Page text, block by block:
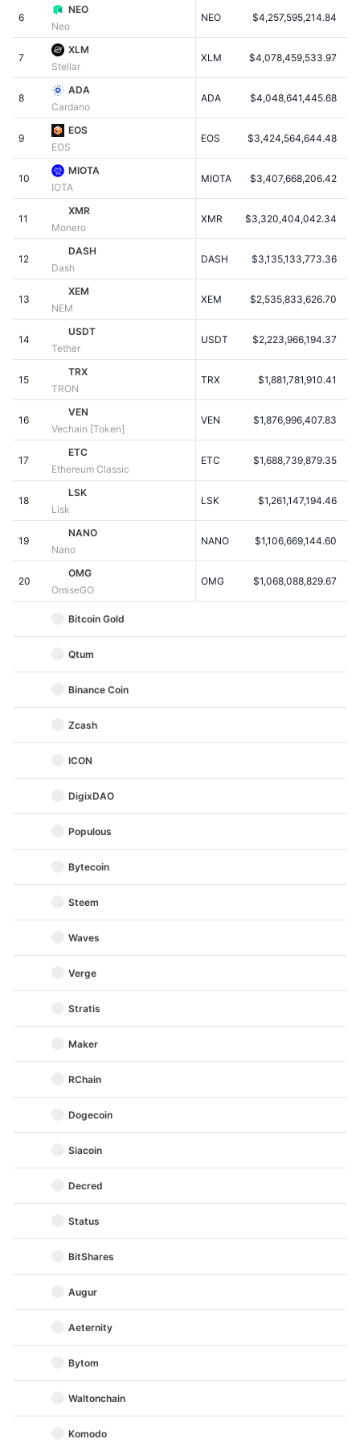
Sedang Tren
Baru
Kripto
Politik
Olahraga
Keuangan
Teknologi
NFT
Statistik NFT Keseluruhan
Penjualan Mendatang
ETF Kripto
ETF Bitcoin
ETF Ethereum
Analisis teknikal
RSI
MACD
Derivatif
Ikhtisar
Likuidasi
Tingkat Pendanaan
CMC MCP
x402
Belajar
Berita
Academy
Riset
Video
Glosarium
Kampanye
Airdrop
Hadiah Berlian
Belajar & Dapatkan
Kalender
Kalender ICO
Kalender Event
6
NEO
Neo
NEO $4,257,595,214.84
7
XLM
Stellar
XLM $4,078,459,533.97
8
ADA
Cardano
ADA $4,048,641,445.68
9
EOS
EOS
EOS $3,424,564,644.48
10
MIOTA
IOTA
MIOTA $3,407,668,206.42
11
XMR
Monero
XMR $3,320,404,042.34
12
DASH
Dash
DASH $3,135,133,773.36
13
XEM
NEM
XEM $2,535,833,626.70
14
USDT
Tether
USDT $2,223,966,194.37
15
TRX
TRON
TRX $1,881,781,910.41
16
VEN
Vechain [Token]
VEN $1,876,996,407.83
17
ETC
Ethereum Classic
ETC $1,688,739,879.35
18
LSK
Lisk
LSK $1,261,147,194.46
19
NANO
Nano
NANO $1,106,669,144.60
20
OMG
OmiseGO
OMG $1,068,088,829.67
Bitcoin Gold
Qtum
Binance Coin
Zcash
ICON
DigixDAO
Populous
Bytecoin
Steem
Waves
Verge
Stratis
Maker
RChain
Dogecoin
Siacoin
Decred
Status
BitShares
Augur
Aeternity
Bytom
Waltonchain
Komodo